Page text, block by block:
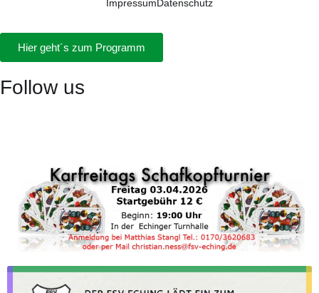
ImpressumDatenschutz
Hier geht´s zum Programm
Follow us